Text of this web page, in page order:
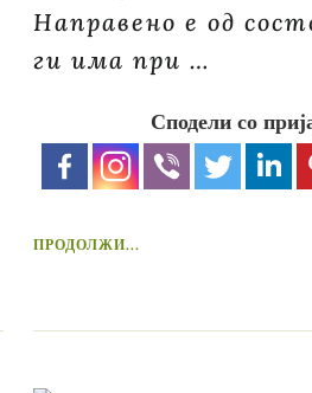
Направено е од
ги има при …
Сподели со
ПРОДОЛЖИ...